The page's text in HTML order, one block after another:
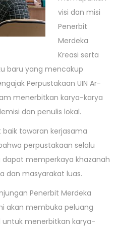
visi dan misi
Penerbit
Merdeka
Kreasi serta
baru yang mencakup
Perpustakaan UIN Ar-
menerbitkan karya-karya
dan penulis lokal.
tawaran kerjasama
perpustakaan selalu
memperkaya khazanah
dan masyarakat luas.
Penerbit Merdeka
akan membuka peluang
untuk menerbitkan karya-